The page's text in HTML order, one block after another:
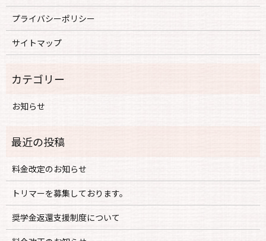
プライバシーポリシー
サイトマップ
お知らせ
料金改定のお知らせ
トリマーを募集しております。
奨学金返還支援制度について